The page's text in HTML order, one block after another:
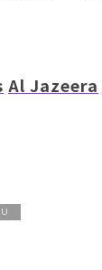
Al Jazeera